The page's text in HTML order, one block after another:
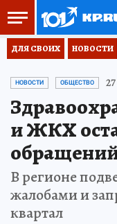
ДЛЯ СВОИХ НОВОСТИ
НОВОСТИ ОБЩЕСТВО
и ЖКХ
В регионе
жалобами и
квартал